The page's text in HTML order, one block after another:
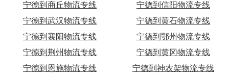
宁德到商丘物流专线
宁德到信阳物流专线
宁德到武汉物流专线
宁德到黄石物流专线
宁德到襄阳物流专线
宁德到鄂州物流专线
宁德到荆州物流专线
宁德到黄冈物流专线
宁德到恩施物流专线
宁德到神农架物流专线